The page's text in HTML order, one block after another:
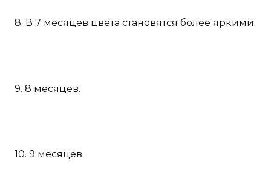
8. В 7 месяцев цвета становятся более яркими.
9. 8 месяцев.
10. 9 месяцев.